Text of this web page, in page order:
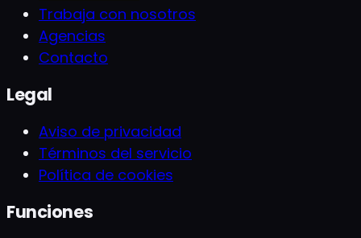
Trabaja con nosotros
Agencias
Contacto
Legal
Aviso de privacidad
Términos del servicio
Política de cookies
Funciones